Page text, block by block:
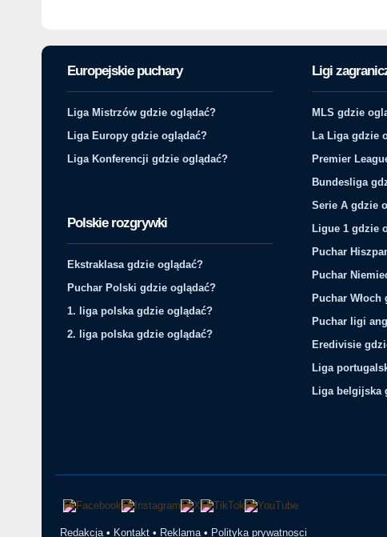
Europejskie puchary
Liga Mistrzów gdzie oglądać?
Liga Europy gdzie oglądać?
Liga Konferencji gdzie oglądać?
Polskie rozgrywki
Ekstraklasa gdzie oglądać?
Puchar Polski gdzie oglądać?
1. liga polska gdzie oglądać?
2. liga polska gdzie oglądać?
Ligi
MLS gdzie
La Liga gdzie
Premier
Bundesliga
Serie A gdzie
Ligue 1 gdzie
Puchar
Puchar
Puchar
Puchar ligi
Eredivisie
Liga
Liga belgijska
Redakcja• Kontakt• Reklama• Polityka prywatnosci